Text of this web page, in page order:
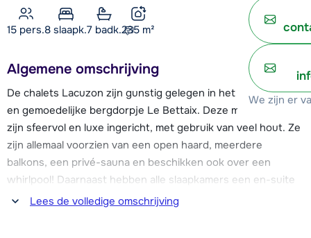
We zijn er
15 pers.8 slaapk.7 badk.235 m²
Algemene omschrijving
De chalets Lacuzon zijn gunstig gelegen in het vriendelijke
en gemoedelijke bergdorpje Le Bettaix. Deze mooie chalets
zijn sfeervol en luxe ingericht, met gebruik van veel hout. Ze
zijn allemaal voorzien van een open haard, meerdere
balkons, een privé-sauna en beschikken ook over een
whirlpool! Daarnaast hebben alle slaapkamers een en-suite
badkamer. Vlakbij de chalets eindigt de blauwe piste en ook
Lees de volledige omschrijving